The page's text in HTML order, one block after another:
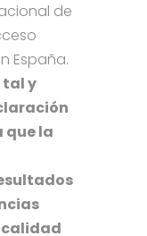
de
España.
tal y
que la